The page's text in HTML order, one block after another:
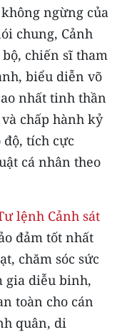
ngừng của
chung, Cảnh
chiến sĩ tham
biểu diễn võ
nhất tinh thần
chấp hành kỷ
tích cực
cá nhân theo
lệnh Cảnh sát
đảm tốt nhất
chăm sóc sức
gia diễu binh,
toàn cho cán
quân, di